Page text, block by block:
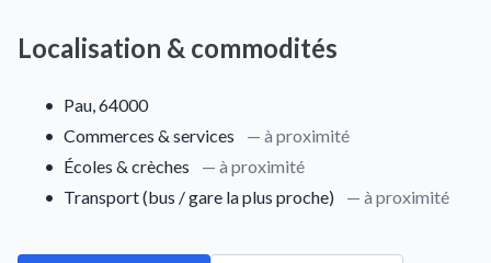
Localisation & commodités
• Pau, 64000
• Commerces & services
— à proximité
• Écoles & crèches
— à proximité
• Transport (bus / gare la plus proche) — à proximité